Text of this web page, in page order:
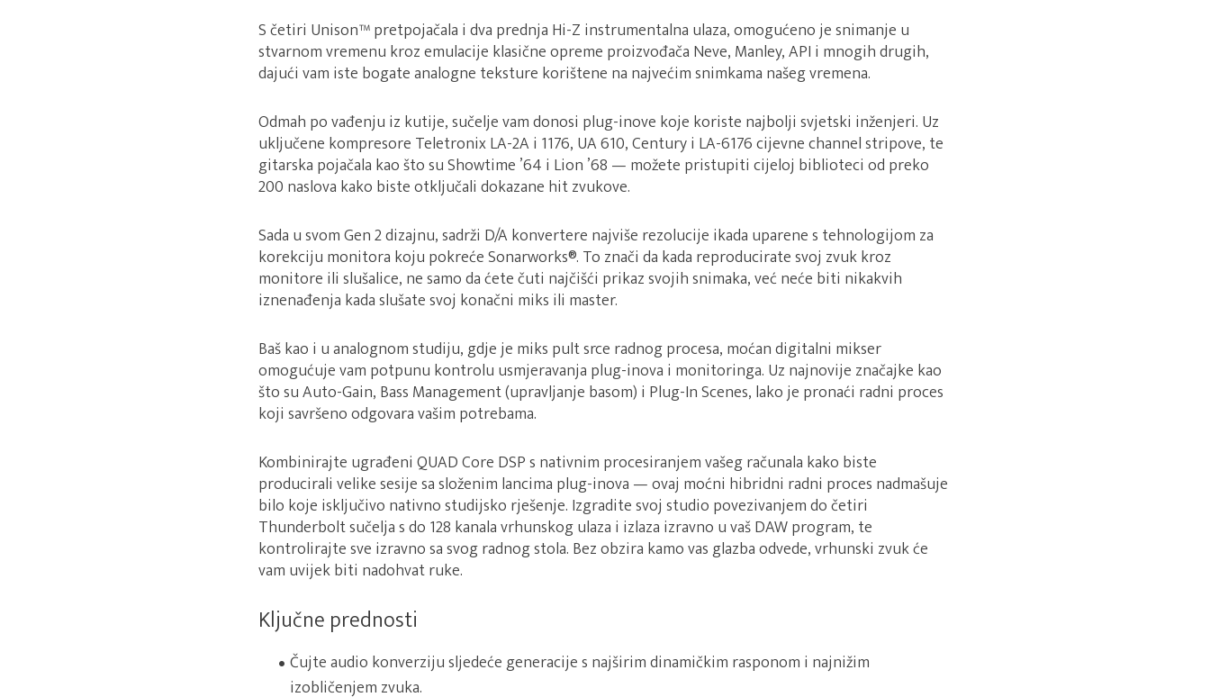
S četiri Unison™ pretpojačala i dva prednja Hi-Z instrumentalna ulaza, omogućeno je snimanje u
stvarnom vremenu kroz emulacije klasične opreme proizvođača Neve, Manley, API i mnogih drugih,
dajući vam iste bogate analogne teksture korištene na najvećim snimkama našeg vremena.
Odmah po vađenju iz kutije, sučelje vam donosi plug-inove koje koriste najbolji svjetski inženjeri. Uz
uključene kompresore Teletronix LA-2A i 1176, UA 610, Century i LA-6176 cijevne channel stripove, te
gitarska pojačala kao što su Showtime ’64 i Lion ’68 — možete pristupiti cijeloj biblioteci od preko
200 naslova kako biste otključali dokazane hit zvukove.
Sada u svom Gen 2 dizajnu, sadrži D/A konvertere najviše rezolucije ikada uparene s tehnologijom za
korekciju monitora koju pokreće Sonarworks®. To znači da kada reproducirate svoj zvuk kroz
monitore ili slušalice, ne samo da ćete čuti najčišći prikaz svojih snimaka, već neće biti nikakvih
iznenađenja kada slušate svoj konačni miks ili master.
Baš kao i u analognom studiju, gdje je miks pult srce radnog procesa, moćan digitalni mikser
omogućuje vam potpunu kontrolu usmjeravanja plug-inova i monitoringa. Uz najnovije značajke kao
što su Auto-Gain, Bass Management (upravljanje basom) i Plug-In Scenes, lako je pronaći radni proces
koji savršeno odgovara vašim potrebama.
Kombinirajte ugrađeni QUAD Core DSP s nativnim procesiranjem vašeg računala kako biste
producirali velike sesije sa složenim lancima plug-inova — ovaj moćni hibridni radni proces nadmašuje
bilo koje isključivo nativno studijsko rješenje. Izgradite svoj studio povezivanjem do četiri
Thunderbolt sučelja s do 128 kanala vrhunskog ulaza i izlaza izravno u vaš DAW program, te
kontrolirajte sve izravno sa svog radnog stola. Bez obzira kamo vas glazba odvede, vrhunski zvuk će
vam uvijek biti nadohvat ruke.
Ključne prednosti
Čujte audio konverziju sljedeće generacije s najširim dinamičkim rasponom i najnižim
izobličenjem zvuka.